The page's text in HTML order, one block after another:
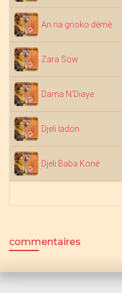
An na gnoko dèmè
Zara Sow
Dama N'Diaye
Djeli ladon
Djeli Baba Koné
commentaires